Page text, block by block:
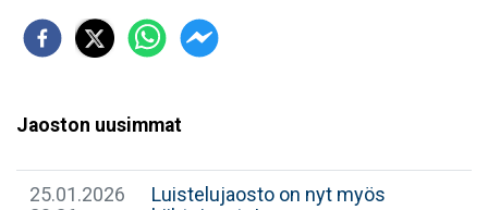
Jaoston uusimmat
25.01.2026
Luistelujaosto on nyt myös